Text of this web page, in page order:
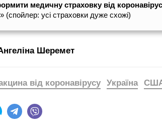
медичну страховку від
(спойлер: усі страховки дуже схожі)
Шеремет
Twitter Telegram
від коронавірусу Україна